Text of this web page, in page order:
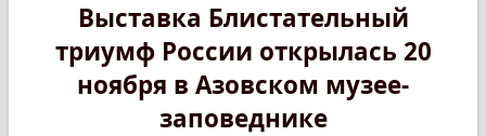
Выставка Блистательный
триумф России открылась 20
ноября в Азовском музее-
заповеднике